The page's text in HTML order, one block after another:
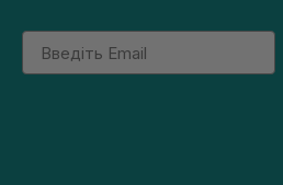
Email